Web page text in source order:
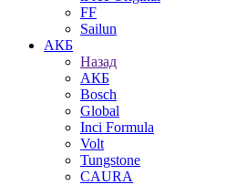
FF
Sailun
АКБ
Назад
АКБ
Bosch
Global
Inci Formula
Volt
Tungstone
CAURA